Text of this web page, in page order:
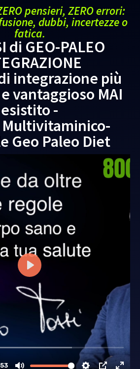
pensieri, ZERO errori:
dubbi, incertezze o
fatica.
di GEO-PALEO
integrazione più
vantaggioso MAI
esistito -
Multivitaminico-
Geo Paleo Diet